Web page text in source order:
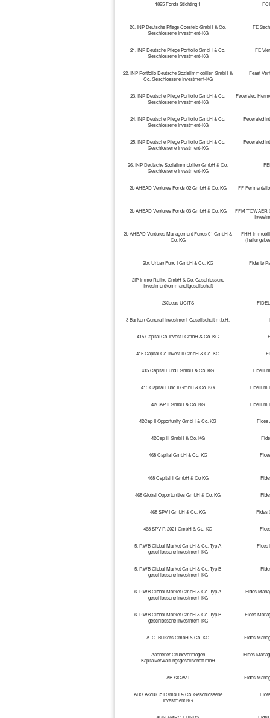
1895 Fonds Stichting 1
20. INP Deutsche Pflege Coesfeld GmbH & Co.
Geschlossene Investment-KG
FE
21. INP Deutsche Pflege Portfolio GmbH & Co.
Geschlossene Investment-KG
FE
22. INP Portfolio Deutsche Sozialimmobilien GmbH &
Co. Geschlossene Investment-KG
Feast
23. INP Deutsche Pflege Portfolio GmbH & Co.
Geschlossene Investment-KG
Federated
24. INP Deutsche Pflege Portfolio GmbH & Co.
Geschlossene Investment-KG
Federated
25. INP Deutsche Pflege Portfolio GmbH & Co.
Geschlossene Investment-KG
Federated
26. INP Deutsche Sozialimmobilien GmbH & Co.
Geschlossene Investment-KG
2b AHEAD Ventures Fonds 02 GmbH & Co. KG FF
2b AHEAD Ventures Fonds 03 GmbH & Co. KG
FFM TOWAER
2b AHEAD Ventures Management Fonds 01 GmbH &
Co. KG
FHH
2bx Urban Fund I GmbH & Co. KG Fidante
2IP Immo Refine GmbH & Co. Geschlossene
Investmentkommanditgesellschaft
2Xideas UCITS
3 Banken-Generali Investment-Gesellschaft m.b.H.
415 Capital Co-Invest I GmbH & Co. KG
415 Capital Co-Invest II GmbH & Co. KG
415 Capital Fund I GmbH & Co. KG
415 Capital Fund II GmbH & Co. KG Fidelium
42CAP II GmbH & Co. KG Fidelium
42Cap II Opportunity GmbH & Co. KG Fides
42Cap III GmbH & Co. KG
468 Capital GmbH & Co. KG
468 Capital II GmbH & Co KG
468 Global Opportunities GmbH & Co. KG
468 SPV I GmbH & Co. KG Fides
468 SPV R 2021 GmbH & Co. KG
5. RWB Global Market GmbH & Co. Typ A
geschlossene Investment-KG
Fides
5. RWB Global Market GmbH & Co. Typ B
geschlossene Investment-KG
6. RWB Global Market GmbH & Co. Typ A
geschlossene Investment-KG
Fides
6. RWB Global Market GmbH & Co. Typ B
geschlossene Investment-KG
Fides
A. O. Bulkers GmbH & Co. KG Fides
Aachener Grundvermögen
Kapitalverwaltungsgesellschaft mbH
Fides
AB SICAV I Fides
ABG AkquiCo I GmbH & Co. Geschlossene
Investment KG